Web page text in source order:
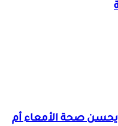
يحسن صحة الأمعاء أم